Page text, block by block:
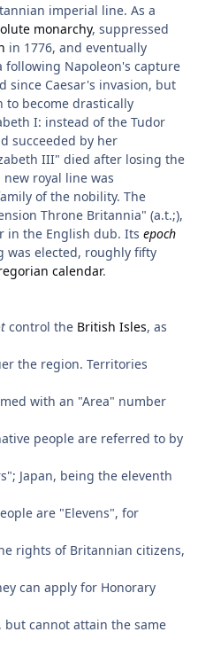
imperial line. As a
monarchy, suppressed
in 1776, and eventually
Napoleon's capture
since Caesar's invasion, but
to become drastically
I: instead of the Tudor
succeeded by her
III" died after losing the
royal line was
of the nobility. The
Throne Britannia" (a.t.;),
in the English dub. Its epoch
was elected, roughly fifty
calendar.
control the British Isles, as
the region. Territories
with an "Area" number
people are referred to by
Japan, being the eleventh
are "Elevens", for
rights of Britannian citizens,
can apply for Honorary
cannot attain the same